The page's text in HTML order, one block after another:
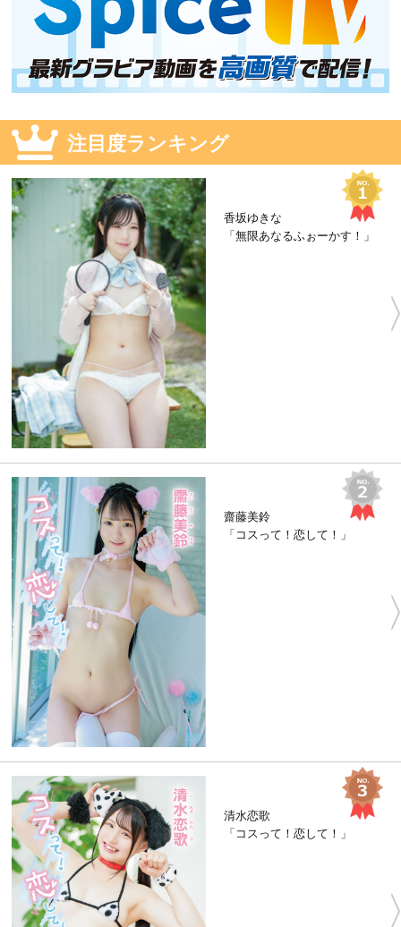
注目度ランキング
香坂ゆきな
「無限あなるふぉーかす！」
齋藤美鈴
「コスって！恋して！」
清水恋歌
「コスって！恋して！」